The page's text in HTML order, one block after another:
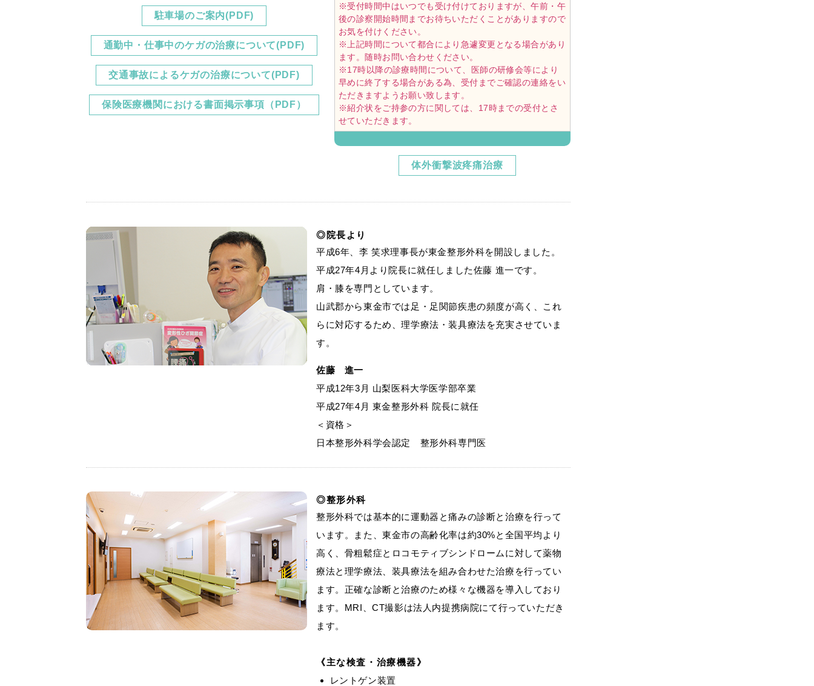
東金整形外科 【東金整形外科】令和8年1月の外来診療予定について
2025/12/5 東金整形外科 【東金整形外科】令和7年12月の外来診療予定について
2025/8/20 東金整形外科 紹介状をご持参時の受付時間につきまして
2025/8/1 東金整形外科 【東金整形外科】令和7年8月の外来診療予定について
7月19日(土)の診療時間変更のお知らせ
【採用情報】東金整形外科 外来クラーク（常勤）募集中♪
駐車場のご案内(PDF)
通勤中・仕事中のケガの治療について(PDF)
交通事故によるケガの治療について(PDF)
保険医療機関における書面掲示事項（PDF）
※受付時間中はいつでも受け付けておりますが、午前・午
後の診察開始時間までお待ちいただくことがありますので
お気を付けください。
※上記時間について都合により急遽変更となる場合があり
ます。随時お問い合わせください。
※17時以降の診療時間について、医師の研修会等により
早めに終了する場合がある為、受付までご確認の連絡をい
ただきますようお願い致します。
※紹介状をご持参の方に関しては、17時までの受付とさ
せていただきます。
体外衝撃波疼痛治療
院長より
平成6年、李 笑求理事長が東金整形外科を開設しました。
平成27年4月より院長に就任しました佐藤 進一です。
肩・膝を専門としています。
山武郡から東金市では足・足関節疾患の頻度が高く、これ
らに対応するため、理学療法・装具療法を充実させていま
す。
佐藤 進一
平成12年3月 山梨医科大学医学部卒業
平成27年4月 東金整形外科 院長に就任
＜資格＞
日本整形外科学会認定 整形外科専門医
整形外科
整形外科では基本的に運動器と痛みの診断と治療を行って
います。また、東金市の高齢化率は約30%と全国平均より
高く、骨粗鬆症とロコモティブシンドロームに対して薬物
療法と理学療法、装具療法を組み合わせた治療を行ってい
ます。正確な診断と治療のため様々な機器を導入しており
ます。MRI、CT撮影は法人内提携病院にて行っていただき
ます。
主な検査・治療機器
レントゲン装置